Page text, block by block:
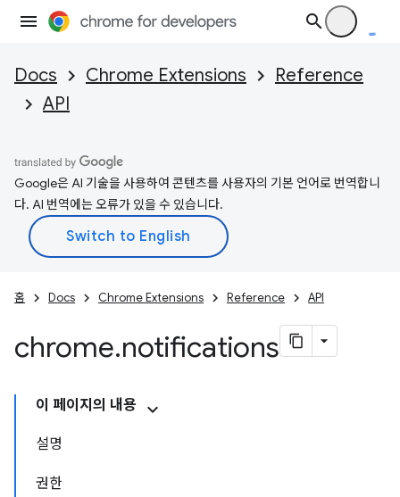
Docs Chrome Extensions
Reference
API
Google은 AI 기술을 사용하여 콘텐츠를 사용자의 기본 언어로 번역합니
다. AI 번역에는 오류가 있을 수 있습니다.
홈 Docs Chrome Extensions Reference API
chrome.notifications
이 페이지의 내용
설명
권한